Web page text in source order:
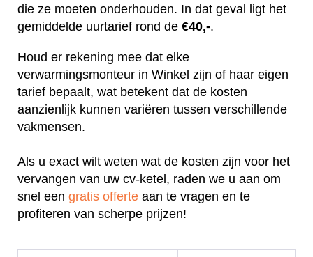
die ze moeten onderhouden. In dat geval ligt het
gemiddelde uurtarief rond de €40,-.
Houd er rekening mee dat elke
verwarmingsmonteur in Winkel zijn of haar eigen
tarief bepaalt, wat betekent dat de kosten
aanzienlijk kunnen variëren tussen verschillende
vakmensen.
Als u exact wilt weten wat de kosten zijn voor het
vervangen van uw cv-ketel, raden we u aan om
snel een gratis offerte aan te vragen en te
profiteren van scherpe prijzen!